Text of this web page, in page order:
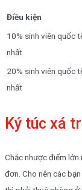
Điều kiện
10% sinh viên quốc
nhất
20% sinh viên quốc
nhất
Ký túc xá
Chắc nhược điểm
đơn. Cho nên các